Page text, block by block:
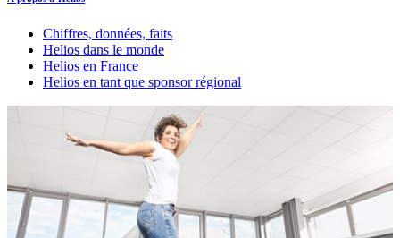
Chiffres, données, faits
Helios dans le monde
Helios en France
Helios en tant que sponsor régional